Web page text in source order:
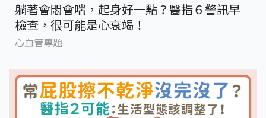
躺著會悶會喘，起身好一點？醫指６警訊早
檢查，很可能是心衰竭！
心血管專題